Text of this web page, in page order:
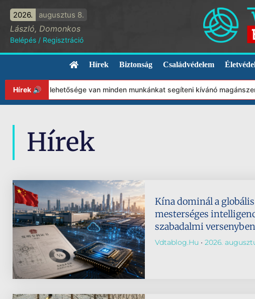
2026. augusztus 8.
László, Domonkos
Belépés / Regisztráció
Hírek Biztonság Családvédelem
Hírek 🔊lehetősége van minden munkánkat segíteni kívánó
Hírek
Kína dominál a
mesterséges
szabadalmi versenyben
Vdtablog.hu 2026.